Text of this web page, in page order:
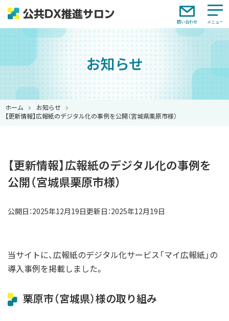
問い合わせ
お知らせ
ホーム
お知らせ
【更新情報】広報紙のデジタル化の事例を公開（宮城県栗原市様）
【更新情報】広報紙のデジタル化の事例を
公開（宮城県栗原市様）
公開日：2025年12月19日更新日：2025年12月19日
当サイトに、広報紙のデジタル化サービス「マイ広報紙」の
導入事例を掲載しました。
栗原市（宮城県）様の取り組み